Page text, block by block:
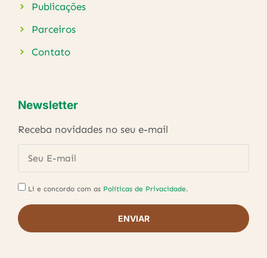
Publicações
Parceiros
Contato
Newsletter
Receba novidades no seu e-mail
Li e concordo com as Políticas de Privacidade.
ENVIAR